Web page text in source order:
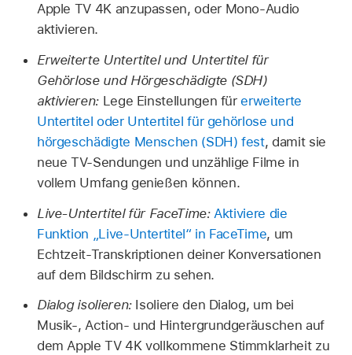
Apple TV 4Kanzupassen, oder Mono-Audio
aktivieren.
Erweiterte Untertitel und Untertitel für
Gehörlose und Hörgeschädigte (SDH)
aktivieren: Lege Einstellungen fürerweiterte
Untertitel oder Untertitel für gehörlose und
hörgeschädigte Menschen (SDH) fest, damit sie
neue TV-Sendungen und unzählige Filme in
vollem Umfang genießen können.
Live-Untertitel für FaceTime: Aktiviere die
Funktion „Live-Untertitel“ in FaceTime, um
Echtzeit-Transkriptionen deiner Konversationen
auf dem Bildschirm zu sehen.
Dialog isolieren: Isoliere den Dialog, um bei
Musik-, Action- und Hintergrundgeräuschen auf
dem Apple TV 4K vollkommene Stimmklarheit zu